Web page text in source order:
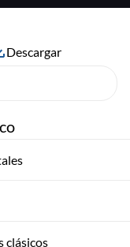
clásicos
Descargar